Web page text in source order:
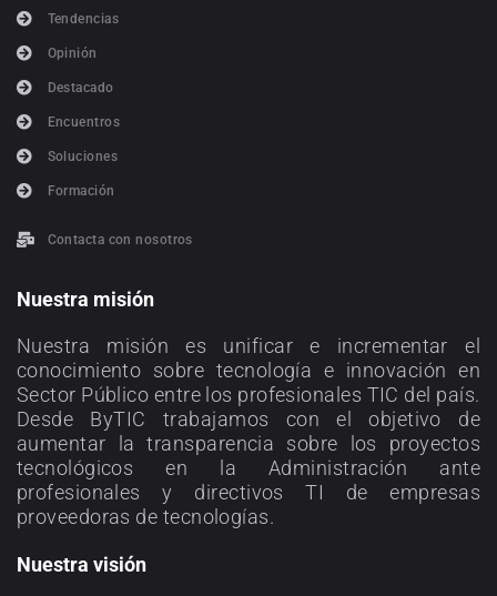
Tendencias
Opinión
Destacado
Encuentros
Soluciones
Formación
Contacta con nosotros
Nuestra misión
Nuestra misión es unificar e incrementar el
conocimiento sobre tecnología e innovación en
Sector Público entre los profesionales TIC del país.
Desde ByTIC trabajamos con el objetivo de
aumentar la transparencia sobre los proyectos
tecnológicos en la Administración ante
profesionales y directivos TI de empresas
proveedoras de tecnologías.
Nuestra visión